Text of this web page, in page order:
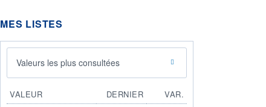
MES LISTES
Valeurs les plus consultées
VALEUR DERNIER
VAR.